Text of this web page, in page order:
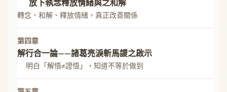
放下執念釋放情緒與之和解
轉念、和解、釋放情緒，真正改善關係
第四章
解行合一論——諸葛亮淚斬馬謖之啟示
明白「解悟≠證悟」，知道不等於做到